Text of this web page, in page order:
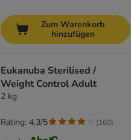
Zum Warenkorb
hinzufügen
Eukanuba Sterilised /
Weight Control Adult
2 kg
Rating: 4.3/5 (160)